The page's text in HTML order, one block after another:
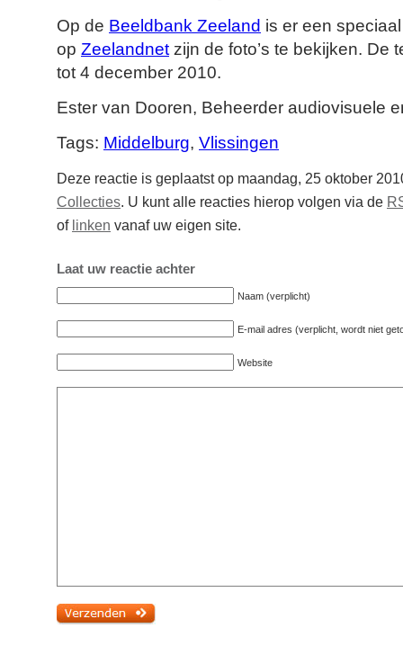
Op de Beeldbank Zeeland is er een
op Zeelandnet zijn de foto’s te bekijken. De
tot 4 december 2010.
Ester van Dooren, Beheerder audiovisuele
Tags: Middelburg, Vlissingen
Deze reactie is geplaatst op maandag, 25 oktober
Collecties. U kunt alle reacties hierop volgen via de
of linken vanaf uw eigen site.
Laat uw reactie achter
Naam (verplicht)
E-mail adres (verplicht, wordt niet
Website